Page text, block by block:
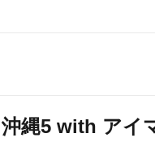
縄5 with アイ